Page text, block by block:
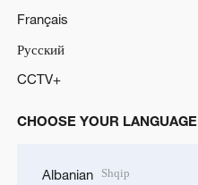
Français
Русский
CCTV+
CHOOSE YOUR LANGUAGE
Albanian Shqip